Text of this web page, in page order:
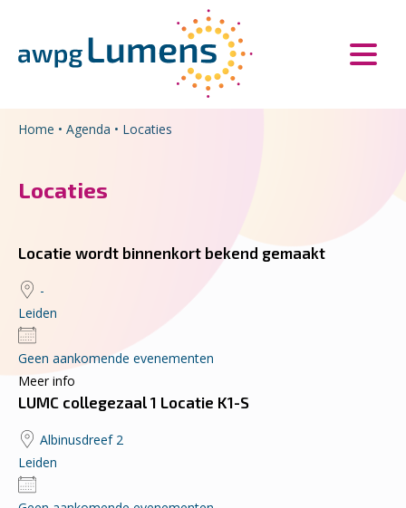
Home • Agenda • Locaties
Locaties
Locatie wordt binnenkort bekend gemaakt
-
Leiden
Geen aankomende evenementen
Meer info
LUMC collegezaal 1 Locatie K1-S
Albinusdreef 2
Leiden